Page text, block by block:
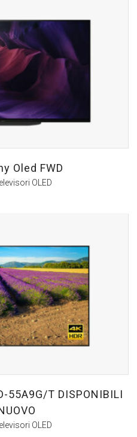
Oled FWD
OLED
55A9G/T DISPONIBILI
OLED